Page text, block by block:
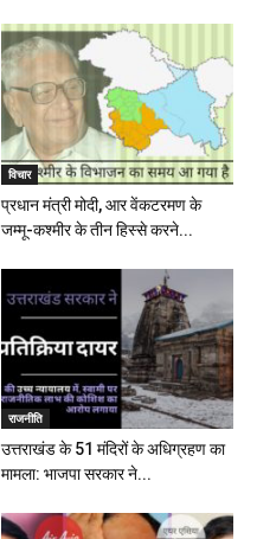
विचार
प्रधान मंत्री मोदी, आर वेंकटरमण के
जम्मू-कश्मीर के तीन हिस्से करने...
राजनीति
उत्तराखंड के 51 मंदिरों के अधिग्रहण का
मामला: भाजपा सरकार ने...